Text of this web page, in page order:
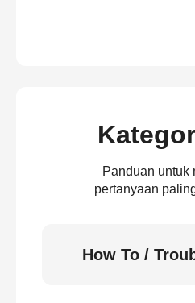
Panduan untuk
pertanyaan
How To /